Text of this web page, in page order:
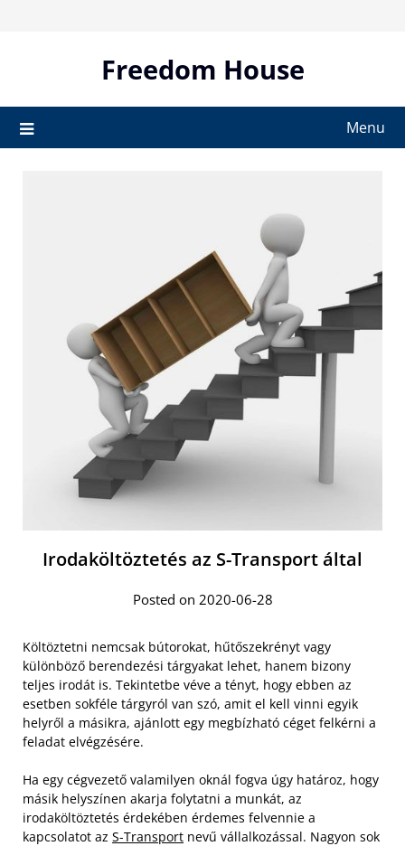
Freedom House
Menu
Irodaköltöztetés az S-Transport által
Posted on 2020-06-28
Költöztetni nemcsak bútorokat, hűtőszekrényt vagy
különböző berendezési tárgyakat lehet, hanem bizony
teljes irodát is. Tekintetbe véve a tényt, hogy ebben az
esetben sokféle tárgyról van szó, amit el kell vinni egyik
helyről a másikra, ajánlott egy megbízható céget felkérni a
feladat elvégzésére.
Ha egy cégvezető valamilyen oknál fogva úgy határoz, hogy
másik helyszínen akarja folytatni a munkát, az
irodaköltöztetés érdekében érdemes felvennie a
kapcsolatot az S-Transport nevű vállalkozással. Nagyon sok